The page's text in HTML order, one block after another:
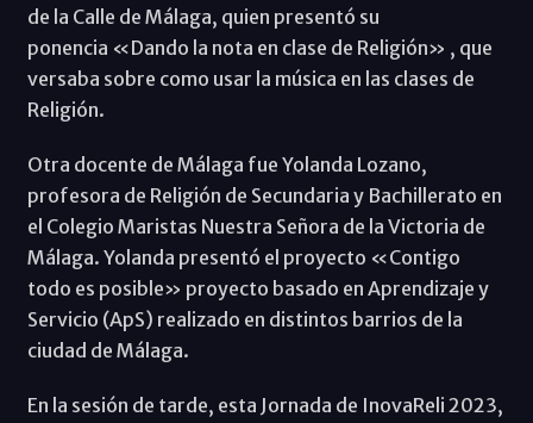
de la Calle de Málaga, quien presentó su
ponencia «Dando la nota en clase de Religión» , que
versaba sobre como usar la música en las clases de
Religión.
Otra docente de Málaga fue Yolanda Lozano,
profesora de Religión de Secundaria y Bachillerato en
el Colegio Maristas Nuestra Señora de la Victoria de
Málaga. Yolanda presentó el proyecto «Contigo
todo es posible» proyecto basado en Aprendizaje y
Servicio (ApS) realizado en distintos barrios de la
ciudad de Málaga.
En la sesión de tarde, esta Jornada de InovaReli 2023,